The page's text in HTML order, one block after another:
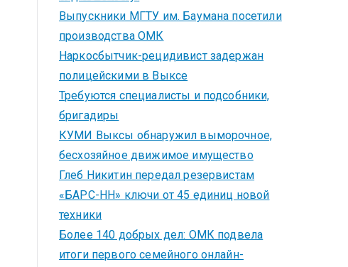
Выпускники МГТУ им. Баумана посетили
производства ОМК
Наркосбытчик-рецидивист задержан
полицейскими в Выксе
Требуются специалисты и подсобники,
бригадиры
КУМИ Выксы обнаружил выморочное,
бесхозяйное движимое имущество
Глеб Никитин передал резервистам
«БАРС-НН» ключи от 45 единиц новой
техники
Более 140 добрых дел: ОМК подвела
итоги первого семейного онлайн-